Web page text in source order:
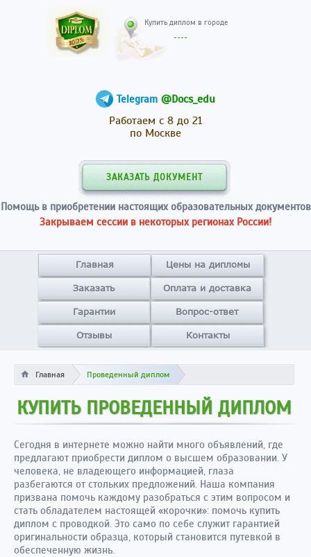
Telegram @Docs_edu
Работаем с 8 до 21
по Москве
ЗАКАЗАТЬ ДОКУМЕНТ
Помощь в приобретении настоящих образовательных документов
Закрываем сессии в некоторых регионах России!
Главная Цены на дипломы
Заказать Оплата и доставка
Гарантии Вопрос-ответ
Отзывы Контакты
Главная Проведенный диплом
КУПИТЬ ПРОВЕДЕННЫЙ ДИПЛОМ
Сегодня в интернете можно найти много объявлений, где
предлагают приобрести диплом о высшем образовании. У
человека, не владеющего информацией, глаза
разбегаются от стольких предложений. Наша компания
призвана помочь каждому разобраться с этим вопросом и
стать обладателем настоящей «корочки»: помочь купить
диплом с проводкой. Это само по себе служит гарантией
оригинальности образца, который становится путевкой в
обеспеченную жизнь.